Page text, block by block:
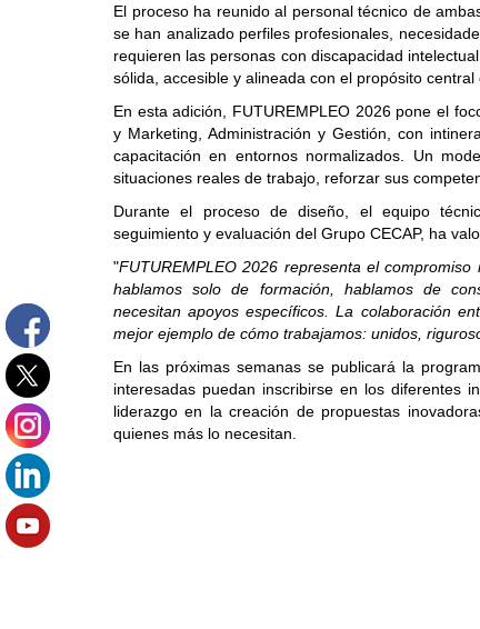
El proceso ha reunido al personal técnico de
se han analizado perfiles profesionales,
requieren las personas con discapacidad
sólida, accesible y alineada con el propósito central
En esta adición, FUTUREMPLEO 2026 pone el
y Marketing, Administración y Gestión, con
capacitación en entornos normalizados. Un
situaciones reales de trabajo, reforzar sus
Durante el proceso de diseño, el equipo
seguimiento y evaluación del Grupo CECAP, ha
"FUTUREMPLEO 2026 representa el
hablamos solo de formación, hablamos de
necesitan apoyos específicos. La colaboración
mejor ejemplo de cómo trabajamos: unidos,
En las próximas semanas se publicará la
interesadas puedan inscribirse en los diferentes
liderazgo en la creación de propuestas
quienes más lo necesitan.